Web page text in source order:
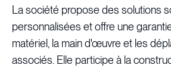
La société propose des solutions
personnalisées et offre une
matériel, la main d'œuvre et les
associés. Elle participe à la